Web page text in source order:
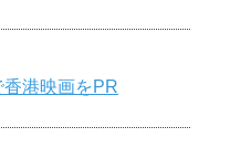
港映画をPR